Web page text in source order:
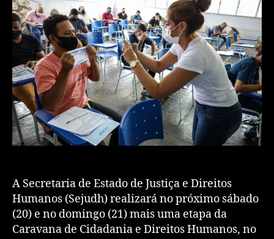
A Secretaria de Estado de Justiça e Direitos
Humanos (Sejudh) realizará no próximo sábado
(20) e no domingo (21) mais uma etapa da
Caravana de Cidadania e Direitos Humanos, no